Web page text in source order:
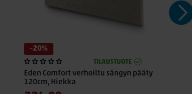
-20%
TILAUSTUOTE
Eden Comfort verhoiltu sängyn pääty
120cm, Hiekka